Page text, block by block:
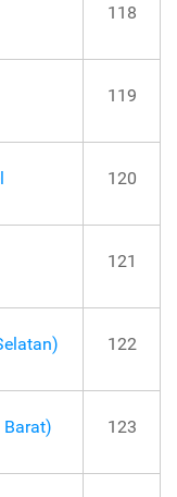
118
119
120
121
122
123